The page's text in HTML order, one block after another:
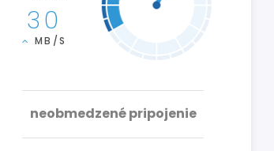
30
MB/S
neobmedzené pripojenie